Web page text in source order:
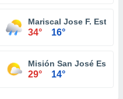
Mariscal Jose F.
34° 16°
Misión San José Estero
29° 14°